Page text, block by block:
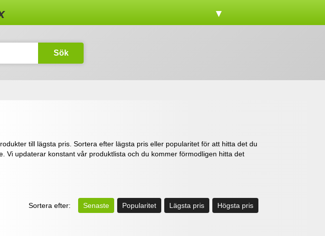
▼
Sök
till lägsta pris. Sortera efter lägsta pris eller popularitet för att hitta det du
Vi updaterar konstant vår produktlista och du kommer förmodligen hitta det
Sortera efter: Senaste Popularitet Lägsta pris Högsta pris